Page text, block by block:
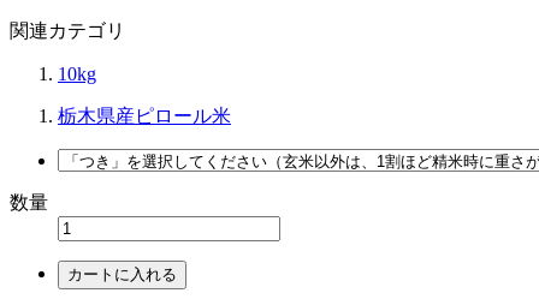
関連カテゴリ
10kg
栃木県産ピロール米
数量
カートに入れる